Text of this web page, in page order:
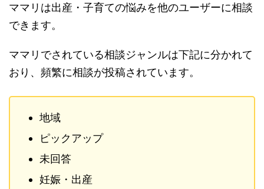
ママリは出産・子育ての悩みを他のユーザーに相談
できます。
ママリでされている相談ジャンルは下記に分かれて
おり、頻繁に相談が投稿されています。
地域
ピックアップ
未回答
妊娠・出産